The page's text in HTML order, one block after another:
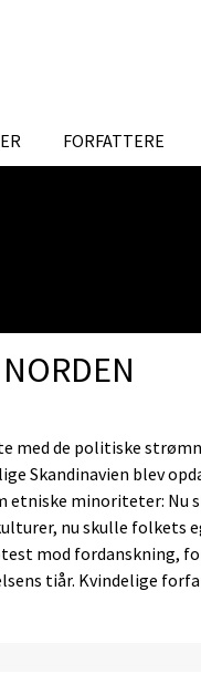
FORFATTERE
de politiske
Skandinavien blev
etniske minoriteter: Nu
nu skulle folkets
mod fordanskning,
tiår. Kvindelige